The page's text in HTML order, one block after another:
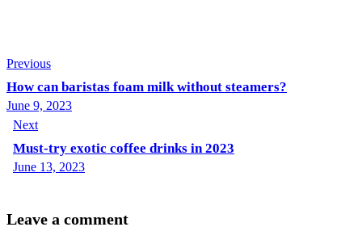
Previous
How can baristas foam milk without steamers?
June 9, 2023
Next
Must-try exotic coffee drinks in 2023
June 13, 2023
Leave a comment